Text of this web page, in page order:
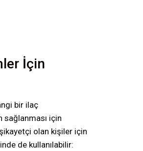
İçin
bir ilaç
sağlanması için
şikayetçi olan kişiler için
de kullanılabilir: